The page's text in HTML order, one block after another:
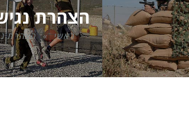
הצהרת
ראשי » הצהרת